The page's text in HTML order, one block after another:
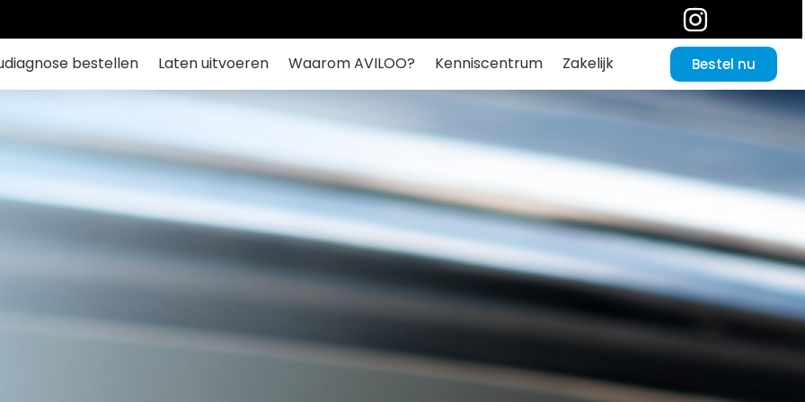
bestellen Laten uitvoeren Waarom AVILOO? Kenniscentrum Zakelijk Bestel nu